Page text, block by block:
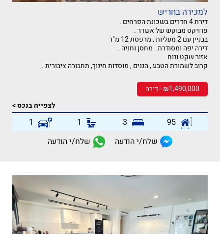
למכירה בחריש
דירת 4 חדרים בשכונת הפרחים .
פרויקט מבוקש של אשדר .
בבניין עם 2 מעליות , מרפסת 12 מ"ר
דירה יפה ומסודרת . מחסן וחניה .
אזור שקט ונוח .
קרוב לשמורת הטבע , הגנים , מוסדות חינוך, תחבורה ציבורית .
₪1,490,000 - דירה
לצפייה בנכס >
95
3
1
1
שלח/י הודעה
שלח/י הודעה